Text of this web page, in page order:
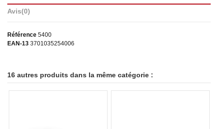
Avis(0)
Référence 5400
EAN-13 3701035254006
16 autres produits dans la même catégorie :